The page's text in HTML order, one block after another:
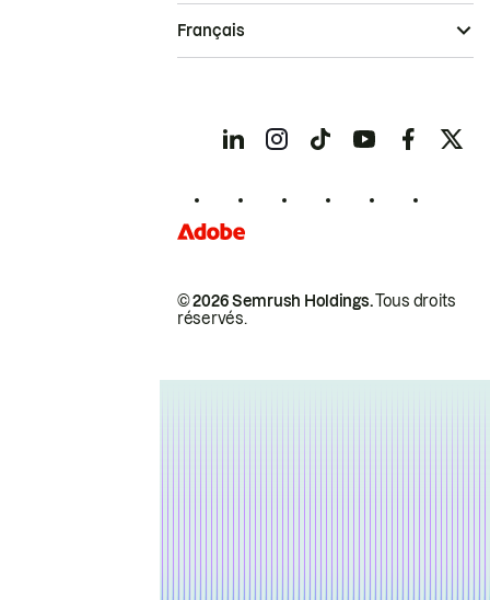
© 2026 Semrush Holdings.Tous droits
réservés.
Français